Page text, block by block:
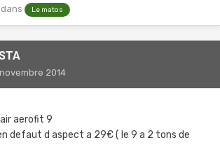
dans Le matos
2014
aerofit 9
defaut d aspect a 29€ ( le 9 a 2 tons de